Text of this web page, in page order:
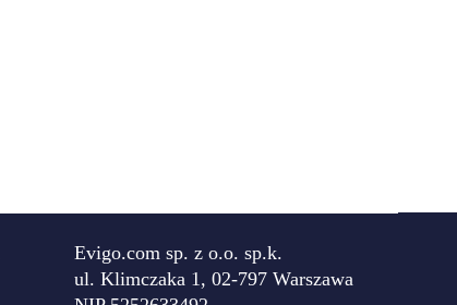
Evigo.com sp. z o.o. sp.k.
ul. Klimczaka 1, 02-797 Warszawa